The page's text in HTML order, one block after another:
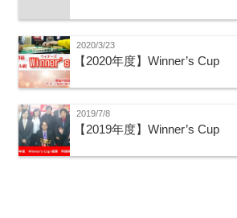
2020/3/23
【2020年度】Winner’s Cup
2019/7/8
【2019年度】Winner’s Cup